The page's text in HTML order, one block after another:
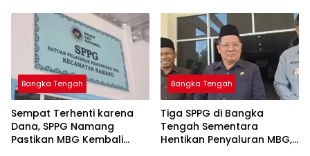
Layanan Polri 110
Dana Banper Belum Cair
Bangka Tengah
‎Sempat Terhenti karena
Dana, SPPG Namang
Pastikan MBG Kembali
Bangka Tengah
‎Tiga SPPG di Bangka
Tengah Sementara
Hentikan Penyaluran MBG,